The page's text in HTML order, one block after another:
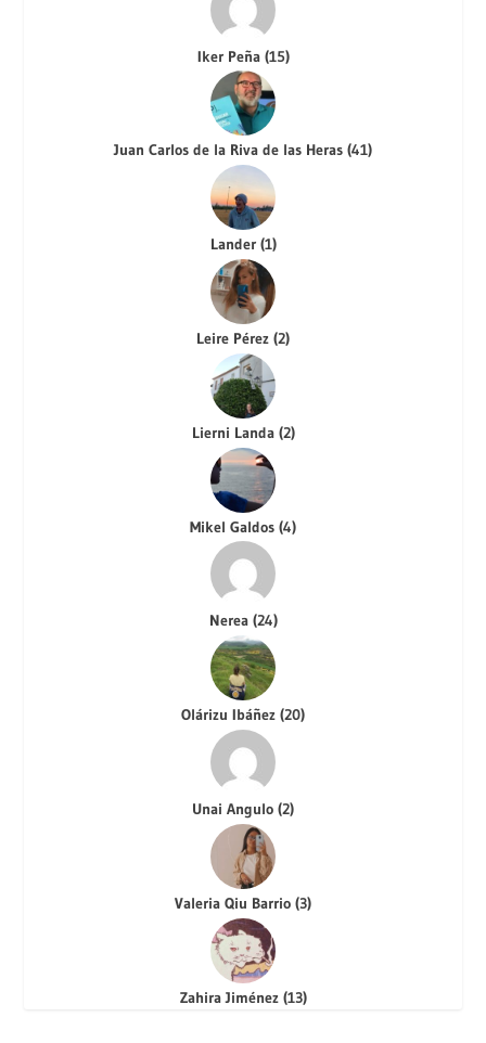
Iker Peña (15)
Juan Carlos de la Riva de las Heras (41)
Lander (1)
Leire Pérez (2)
Lierni Landa (2)
Mikel Galdos (4)
Nerea (24)
Olárizu Ibáñez (20)
Unai Angulo (2)
Valeria Qiu Barrio (3)
Zahira Jiménez (13)